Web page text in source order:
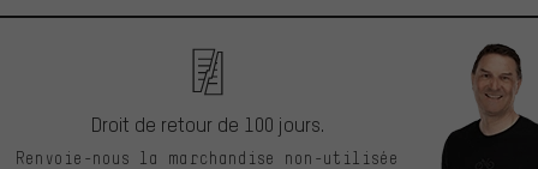
Droit de retour de 100 jours.
Renvoie-nous la marchandise non-utilisée